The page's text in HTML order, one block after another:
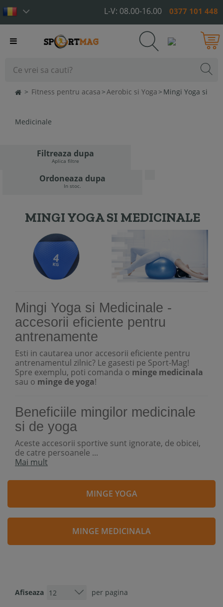
L-V: 08.00-16.00 0377 101 448
Toggle
> Fitness pentru acasa >Aerobic si Yoga > Mingi Yoga si
Medicinale
Filtreaza dupa
Aplica filtre
Ordoneaza dupa
In stoc.
MINGI YOGA SI MEDICINALE
Mingi Yoga si Medicinale -
accesorii eficiente pentru
antrenamente
Esti in cautarea unor accesorii eficiente pentru
antrenamentul zilnic? Le gasesti pe Sport-Mag!
Spre exemplu, poti comanda o minge medicinala
sau o minge de yoga!
Beneficiile mingilor medicinale
si de yoga
Aceste accesorii sportive sunt ignorate, de obicei,
de catre persoanele ...
Mai mult
MINGE YOGA
MINGE MEDICINALA
Afiseaza per pagina